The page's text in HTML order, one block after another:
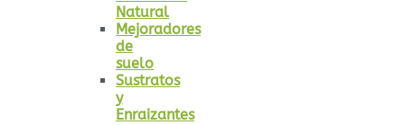
Natural
Mejoradores
de
suelo
Sustratos
y
Enraizantes